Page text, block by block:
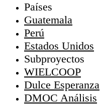
Países
Guatemala
Perú
Estados Unidos
Subproyectos
WIELCOOP
Dulce Esperanza
DMOC Análisis